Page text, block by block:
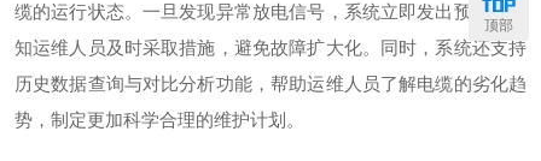
缆的运行状态。一旦发现异常放电信号，系统立即发出预警，通
知运维人员及时采取措施，避免故障扩大化。同时，系统还支持
历史数据查询与对比分析功能，帮助运维人员了解电缆的劣化趋
势，制定更加科学合理的维护计划。
顶部